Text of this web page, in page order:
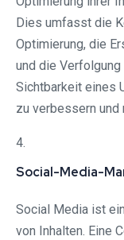
Dies umfasst die
Optimierung, die
und die
Sichtbarkeit eines
zu verbessern und
4.
Social-Media-
Social Media ist
von Inhalten. Eine